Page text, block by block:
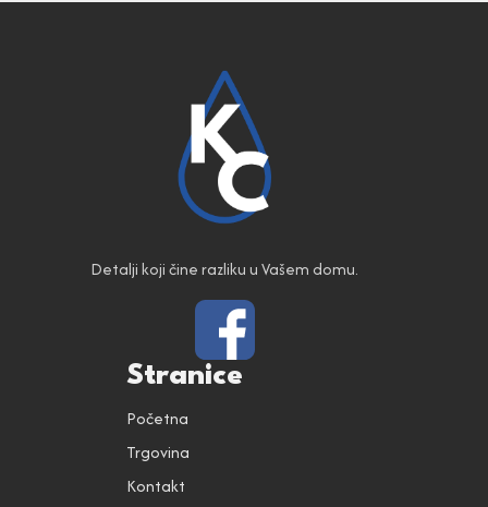
Detalji koji čine razliku u Vašem domu.
Stranice
Početna
Trgovina
Kontakt